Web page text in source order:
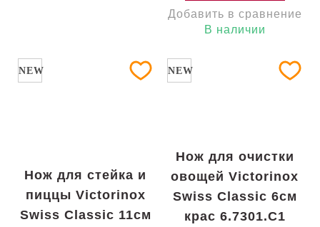
Добавить в сравнение
В наличии
NEW
Нож для стейка и
пиццы Victorinox
Swiss Classic 11см
NEW
Нож для очистки
овощей Victorinox
Swiss Classic 6см
крас 6.7301.C1